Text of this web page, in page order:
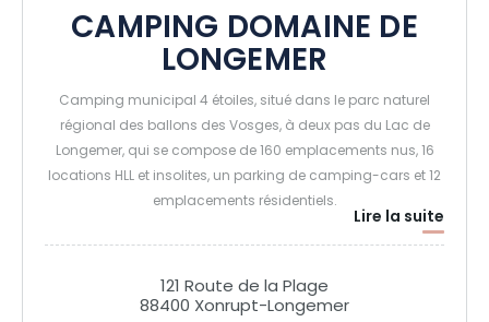
CAMPING DOMAINE DE
LONGEMER
Camping municipal 4 étoiles, situé dans le parc naturel
régional des ballons des Vosges, à deux pas du Lac de
Longemer, qui se compose de 160 emplacements nus, 16
locations HLL et insolites, un parking de camping-cars et 12
emplacements résidentiels.
Il dispose d'une piscine, un espace bien-être, une salle de
jeux, un espace convivial et cuisine commune, plusieurs
sanitaires adaptés PMR, un bar-snack-épicerie, deux aires
de jeux pour enfants, un terrain de beach volley, un terrain
Lire la suite
121 Route de la Plage
88400 Xonrupt-Longemer